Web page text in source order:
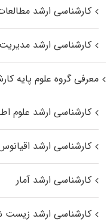
کارشناسی ارشد
کارشناسی ارشد
معرفی گروه علوم پایه
کارشناسی ارشد علوم
کارشناسی ارشد
کارشناسی ارشد آمار
کارشناسی ارشد زیست